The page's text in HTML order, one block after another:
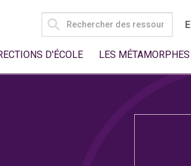
SEARCH
FOR:
D'ÉCOLE LES